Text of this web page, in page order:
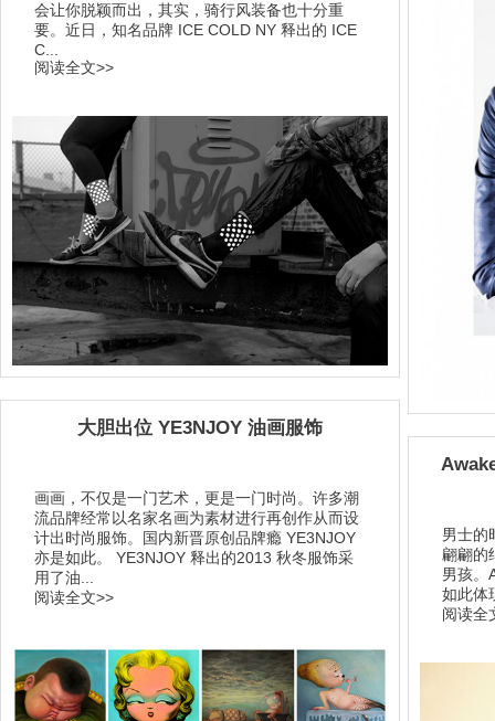
会让你脱颖而出，其实，骑行风装备也十分重
要。近日，知名品牌 ICE COLD NY 释出的 ICE
C...
阅读全文>>
大胆出位 YE3NJOY 油画服饰
画画，不仅是一门艺术，更是一门时尚。许多潮
流品牌经常以名家名画为素材进行再创作从而设
计出时尚服饰。国内新晋原创品牌瘾 YE3NJOY
亦是如此。 YE3NJOY 释出的2013 秋冬服饰采
用了油...
阅读全文>>
男士的
翩翩的
男孩。
如此体
阅读全